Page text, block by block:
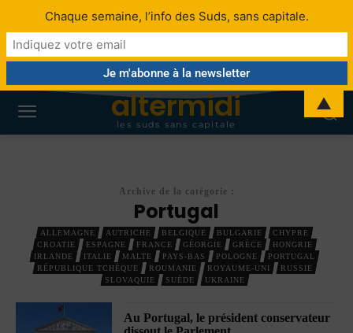
altermidi
les suds sans capitale
Archive de la catégorie :
Portugal
ALLEMAGNE AUTRICHE BELGIQUE BULGARIE
CHYPRE
CROATIE
ESPAGNE FRANCE GÉORGIE GRÈCE
HONGRIE
IRLANDE
ITALIE MALTE PAYS-BAS POLOGNE
PORTUGAL
RÉPUBLIQUE TCHÈQUE
ROUMANIE ROYAUME-UNI
RUSSIE
SLOVAQUIE
SUÈDE UKRAINE
Au Portugal, le président conservateur
Chaque semaine, l’info des Suds, sans capitale.
▲